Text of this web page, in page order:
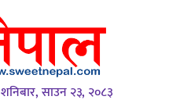
शनिबार, साउन २३, २०८३